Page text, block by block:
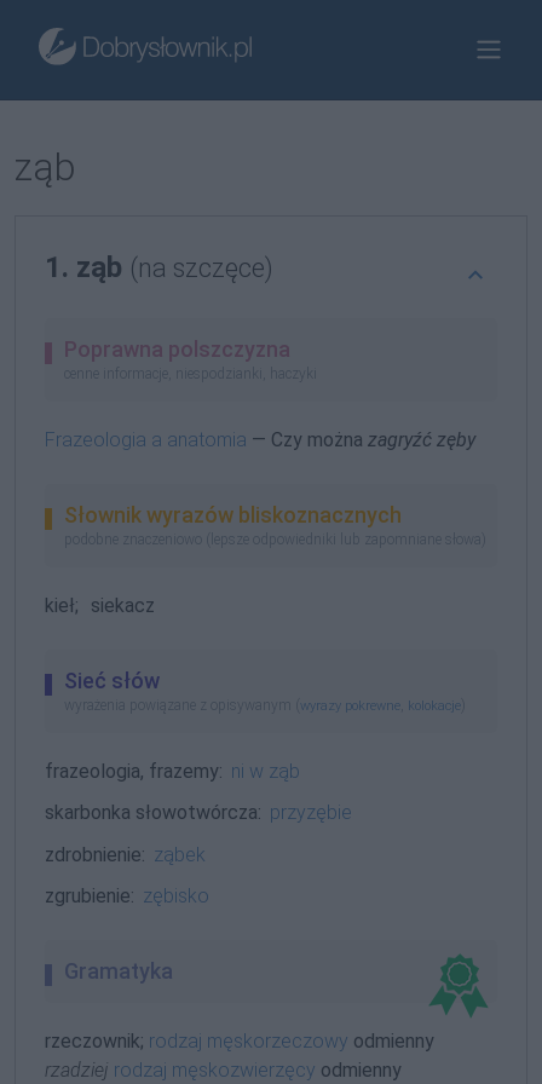
ząb
1. ząb (na szczęce)
Poprawna polszczyzna
cenne informacje, niespodzianki, haczyki
Frazeologia a anatomia — Czy można zagryźć zęby
Słownik wyrazów bliskoznacznych
podobne znaczeniowo (lepsze odpowiedniki lub zapomniane słowa)
kieł; siekacz
Sieć słów
wyrażenia powiązane z opisywanym ( wyrazy pokrewne kolokacje
frazeologia, frazemy: ni w ząb
skarbonka słowotwórcza: przyzębie
zdrobnienie: ząbek
zgrubienie: zębisko
Gramatyka
rzeczownik; rodzaj męskorzeczowy odmienny
rzadziej rodzaj męskozwierzęcy odmienny